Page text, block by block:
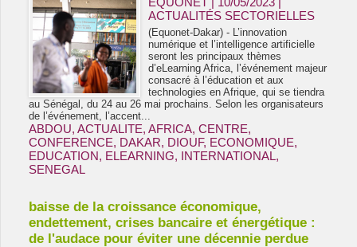
ACTUALITÉS SECTORIELLES
(Equonet-Dakar) - L’innovation
numérique et l’intelligence artificielle
seront les principaux thèmes
d’eLearning Africa, l’événement majeur
consacré à l’éducation et aux
technologies en Afrique, qui se tiendra
au Sénégal, du 24 au 26 mai prochains. Selon les organisateurs
de l’événement, l’accent...
ABDOU, ACTUALITE, AFRICA, CENTRE,
CONFERENCE, DAKAR, DIOUF, ECONOMIQUE,
EDUCATION, ELEARNING, INTERNATIONAL,
SENEGAL
baisse de la croissance économique,
endettement, crises bancaire et énergétique :
de l'audace pour éviter une décennie perdue